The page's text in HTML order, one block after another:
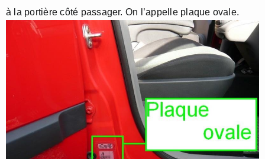
à la portière côté passager. On l’appelle plaque ovale.